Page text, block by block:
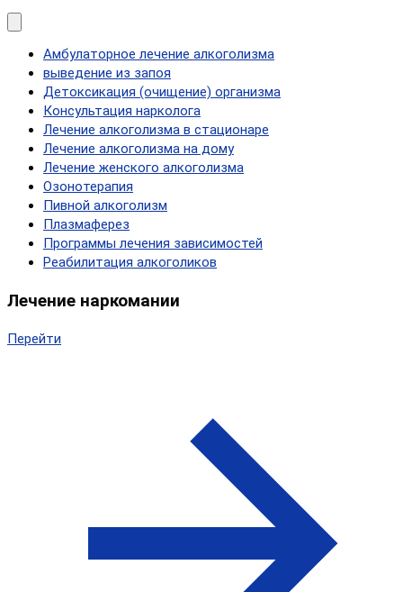
Амбулаторное лечение алкоголизма
выведение из запоя
Детоксикация (очищение) организма
Консультация нарколога
Лечение алкоголизма в стационаре
Лечение алкоголизма на дому
Лечение женского алкоголизма
Озонотерапия
Пивной алкоголизм
Плазмаферез
Программы лечения зависимостей
Реабилитация алкоголиков
Лечение наркомании
Перейти